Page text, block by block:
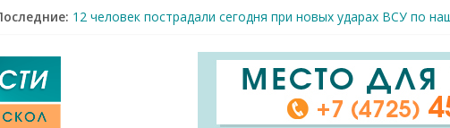
12 человек пострадали сегодня при новых ударах ВСУ по
Строители принимают поздравления с профессиональным
Праздник спорта и достижений: в Старом Осколе отметили
Бесплатная арт-мастерская открылась в Старом Осколе